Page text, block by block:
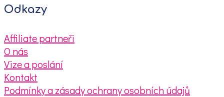
Odkazy
Affiliate partneři
O nás
Vize a poslání
Kontakt
Podmínky a zásady ochrany osobních údajů